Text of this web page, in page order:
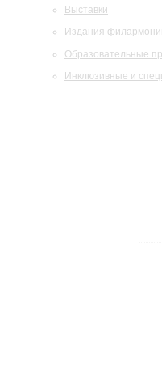
Выставки
Издания
Образовательные
Инклюзивные и